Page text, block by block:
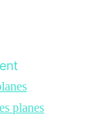
planes